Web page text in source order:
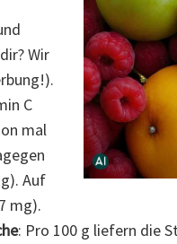
Wir
C
mal
Auf
mg).
: Pro 100 g liefern die